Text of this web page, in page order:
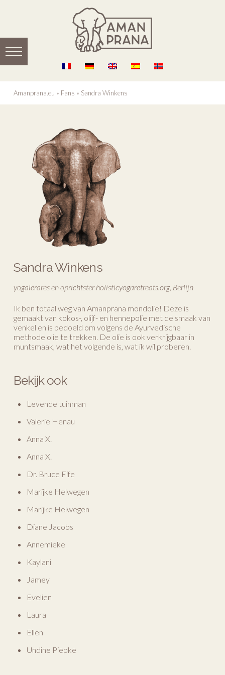
Amanprana.eu » Fans » Sandra Winkens
Sandra Winkens
yogalerares en oprichtster holisticyogaretreats.org, Berlijn
Ik ben totaal weg van Amanprana mondolie! Deze is
gemaakt van kokos-, olijf- en hennepolie met de smaak van
venkel en is bedoeld om volgens de Ayurvedische
methode olie te trekken. De olie is ook verkrijgbaar in
muntsmaak, wat het volgende is, wat ik wil proberen.
Bekijk ook
Levende tuinman
Valerie Henau
Anna X.
Anna X.
Dr. Bruce Fife
Marijke Helwegen
Marijke Helwegen
Diane Jacobs
Annemieke
Kaylani
Jamey
Evelien
Laura
Ellen
Undine Piepke